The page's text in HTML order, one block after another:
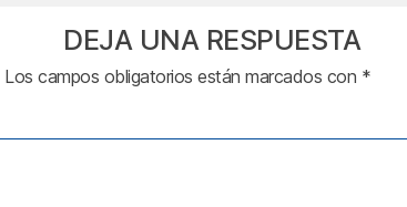
DEJA UNA RESPUESTA
Los campos obligatorios están marcados con *